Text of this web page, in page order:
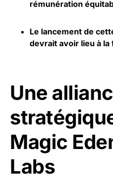
rémunération
Le lancement de
devrait avoir lieu à la
Une
Magic
Labs